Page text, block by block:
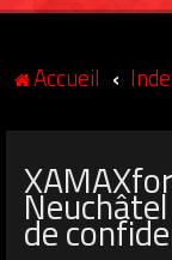
Accueil
de